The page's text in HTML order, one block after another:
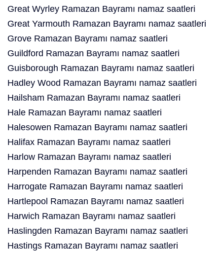
Great Wyrley Ramazan Bayramı namaz saatleri
Great Yarmouth Ramazan Bayramı namaz saatleri
Grove Ramazan Bayramı namaz saatleri
Guildford Ramazan Bayramı namaz saatleri
Guisborough Ramazan Bayramı namaz saatleri
Hadley Wood Ramazan Bayramı namaz saatleri
Hailsham Ramazan Bayramı namaz saatleri
Hale Ramazan Bayramı namaz saatleri
Halesowen Ramazan Bayramı namaz saatleri
Halifax Ramazan Bayramı namaz saatleri
Harlow Ramazan Bayramı namaz saatleri
Harpenden Ramazan Bayramı namaz saatleri
Harrogate Ramazan Bayramı namaz saatleri
Hartlepool Ramazan Bayramı namaz saatleri
Harwich Ramazan Bayramı namaz saatleri
Haslingden Ramazan Bayramı namaz saatleri
Hastings Ramazan Bayramı namaz saatleri